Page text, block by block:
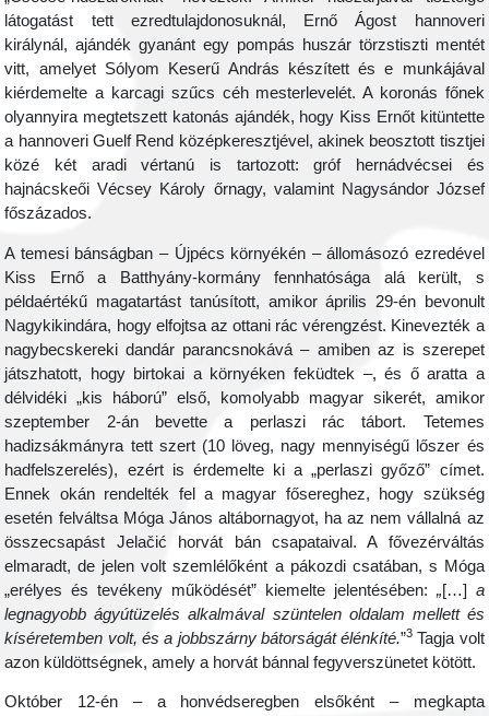
látogatást tett ezredtulajdonosuknál, Ernő Ágost hannoveri
királynál, ajándék gyanánt egy pompás huszár törzstiszti mentét
vitt, amelyet Sólyom Keserű András készített és e munkájával
kiérdemelte a karcagi szűcs céh mesterlevelét. A koronás főnek
olyannyira megtetszett katonás ajándék, hogy Kiss Ernőt kitüntette
a hannoveri Guelf Rend középkeresztjével, akinek beosztott tisztjei
közé két aradi vértanú is tartozott: gróf hernádvécsei és
hajnácskeői Vécsey Károly őrnagy, valamint Nagysándor József
főszázados.
A temesi bánságban – Újpécs környékén – állomásozó ezredével
Kiss Ernő a Batthyány-kormány fennhatósága alá került, s
példaértékű magatartást tanúsított, amikor április 29-én bevonult
Nagykikindára, hogy elfojtsa az ottani rác vérengzést. Kinevezték a
nagybecskereki dandár parancsnokává – amiben az is szerepet
játszhatott, hogy birtokai a környéken feküdtek –, és ő aratta a
délvidéki „kis háború” első, komolyabb magyar sikerét, amikor
szeptember 2-án bevette a perlaszi rác tábort. Tetemes
hadizsákmányra tett szert (10 löveg, nagy mennyiségű lőszer és
hadfelszerelés), ezért is érdemelte ki a „perlaszi győző” címet.
Ennek okán rendelték fel a magyar fősereghez, hogy szükség
esetén felváltsa Móga János altábornagyot, ha az nem vállalná az
összecsapást Jelačić horvát bán csapataival. A fővezérváltás
elmaradt, de jelen volt szemlélőként a pákozdi csatában, s Móga
„erélyes és tevékeny működését” kiemelte jelentésében: „[…] a
legnagyobb ágyútüzelés alkalmával szüntelen oldalam mellett és
kíséretemben volt, és a jobbszárny bátorságát élénkíté.”3 Tagja volt
azon küldöttségnek, amely a horvát bánnal fegyverszünetet kötött.
Október 12-én – a honvédseregben elsőként – megkapta